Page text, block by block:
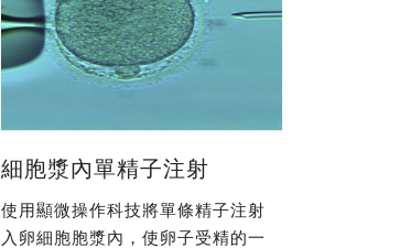
細胞漿內單精子注射
使用顯微操作科技將單條精子注射
入卵細胞胞漿內，使卵子受精的一